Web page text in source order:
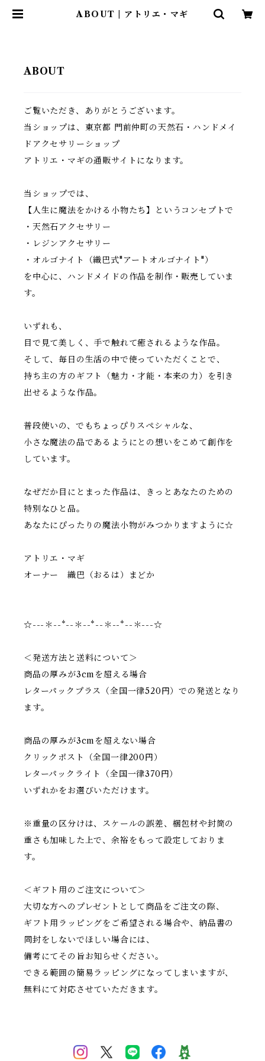
ABOUT | アトリエ・マギ
ABOUT
ご覧いただき、ありがとうございます。
当ショップは、東京都 門前仲町の天然石・ハンドメイ
ドアクセサリーショップ
アトリエ・マギの通販サイトになります。
当ショップでは、
【人生に魔法をかける小物たち】というコンセプトで
・天然石アクセサリー
・レジンアクセサリー
・オルゴナイト（織巴式"アートオルゴナイト"）
を中心に、ハンドメイドの作品を制作・販売していま
す。
いずれも、
目で見て美しく、手で触れて癒されるような作品。
そして、毎日の生活の中で使っていただくことで、
持ち主の方のギフト（魅力・才能・本来の力）を引き
出せるような作品。
普段使いの、でもちょっぴりスペシャルな、
小さな魔法の品であるようにとの想いをこめて創作を
しています。
なぜだか目にとまった作品は、きっとあなたのための
特別なひと品。
あなたにぴったりの魔法小物がみつかりますように☆
アトリエ・マギ
オーナー 織巴（おるは）まどか
☆---＊--*--＊--*--＊--*--＊---☆
＜発送方法と送料について＞
商品の厚みが3cmを超える場合
レターパックプラス（全国一律520円）での発送となり
ます。
商品の厚みが3cmを超えない場合
クリックポスト（全国一律200円）
レターパックライト（全国一律370円）
いずれかをお選びいただけます。
※重量の区分けは、スケールの誤差、梱包材や封筒の
重さも加味した上で、余裕をもって設定しておりま
す。
＜ギフト用のご注文について＞
大切な方へのプレゼントとして商品をご注文の際、
ギフト用ラッピングをご希望される場合や、納品書の
同封をしないでほしい場合には、
備考にてその旨お知らせください。
できる範囲の簡易ラッピングになってしまいますが、
無料にて対応させていただきます。